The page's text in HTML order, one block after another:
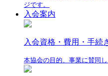
ジです。
入会案内
入会資格・費用・手続
本協会の目的、事業に賛同